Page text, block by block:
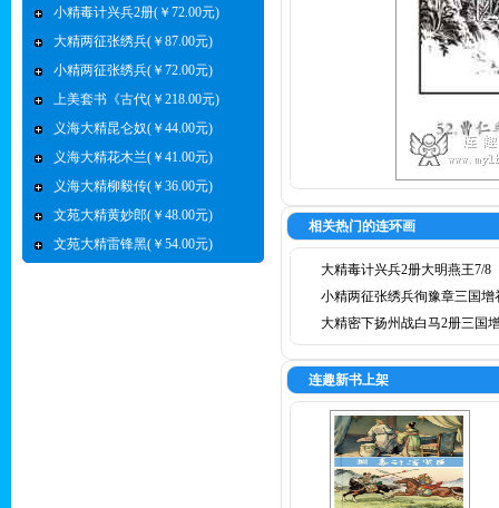
小精毒计兴兵2册(￥72.00元)
大精两征张绣兵(￥87.00元)
小精两征张绣兵(￥72.00元)
上美套书《古代(￥218.00元)
义海大精昆仑奴(￥44.00元)
义海大精花木兰(￥41.00元)
义海大精柳毅传(￥36.00元)
文苑大精黄妙郎(￥48.00元)
文苑大精雷锋黑(￥54.00元)
相关热门的连环画
大精毒计兴兵2册大明燕王7/8
小精两征张绣兵徇豫章三国增
大精密下扬州战白马2册三国
连趣新书上架